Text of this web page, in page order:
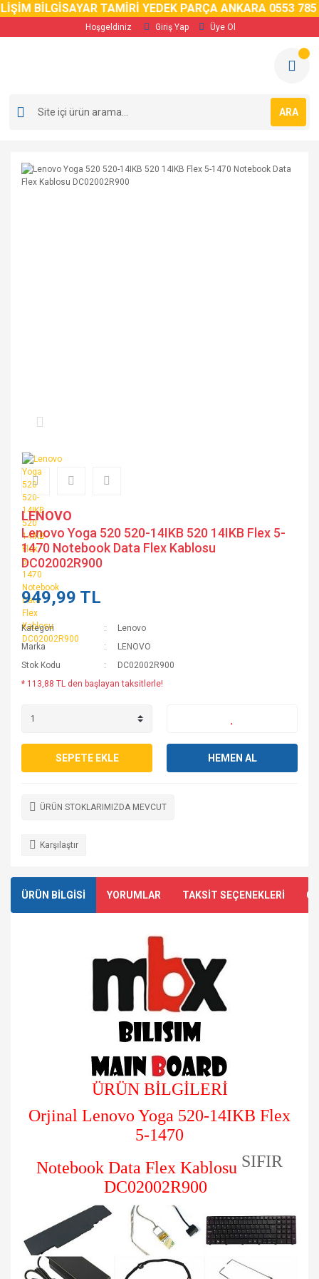
BİLGİSAYAR TAMİRİ YEDEK PARÇA ANKARA 0553 785
Hoşgeldiniz Giriş Yap Üye Ol
ARA
LENOVO
Lenovo Yoga 520 520-14IKB 520 14IKB Flex 5-
1470 Notebook Data Flex Kablosu
DC02002R900
949,99 TL
Kategori
Lenovo
Marka
LENOVO
Stok Kodu
DC02002R900
* 113,88 TL den başlayan taksitlerle!
SEPETE EKLE HEMEN AL
ÜRÜN STOKLARIMIZDA MEVCUT
Karşılaştır
ÜRÜN BİLGİSİ YORUMLAR TAKSİT SEÇENEKLERİ
ÜRÜN BİLGİLERİ
Orjinal Lenovo Yoga 520-14IKB Flex
5-1470
Notebook Data Flex Kablosu SIFIR
DC02002R900